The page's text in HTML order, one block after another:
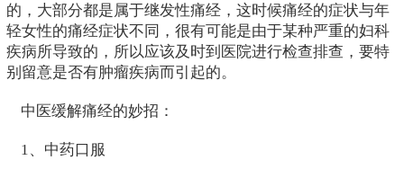
的，大部分都是属于继发性痛经，这时候痛经的症状与年
轻女性的痛经症状不同，很有可能是由于某种严重的妇科
疾病所导致的，所以应该及时到医院进行检查排查，要特
别留意是否有肿瘤疾病而引起的。
中医缓解痛经的妙招：
1、中药口服